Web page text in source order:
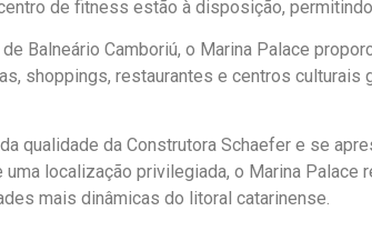
de fitness estão à disposição,
Balneário Camboriú, o Marina Palace
shoppings, restaurantes e centros culturais
qualidade da Construtora Schaefer e se
localização privilegiada, o Marina Palace
mais dinâmicas do litoral catarinense.